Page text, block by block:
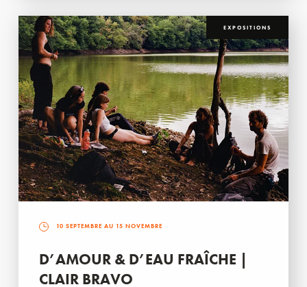
EXPOSITIONS
10 SEPTEMBRE AU 15 NOVEMBRE
D’AMOUR & D’EAU FRAÎCHE |
CLAIR BRAVO